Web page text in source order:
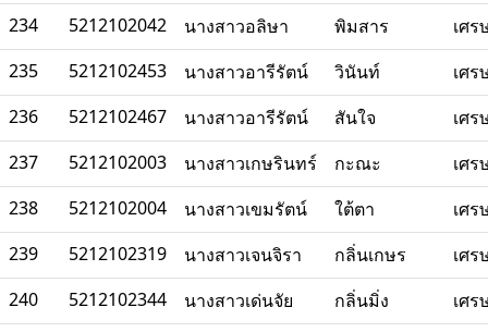
234
5212102042 นางสาวอลิษา พิมสาร
เศ
235
5212102453 นางสาวอารีรัตน์ วินันท์
เศ
236
5212102467 นางสาวอารีรัตน์ สันใจ
เศ
237
5212102003 นางสาวเกษรินทร์ กะณะ
เศ
238
5212102004 นางสาวเขมรัตน์ ใต้ตา
เศ
239
5212102319 นางสาวเจนจิรา กลิ่นเกษร
เศ
240
5212102344 นางสาวเด่นจัย กลิ่นมิ่ง
เศ